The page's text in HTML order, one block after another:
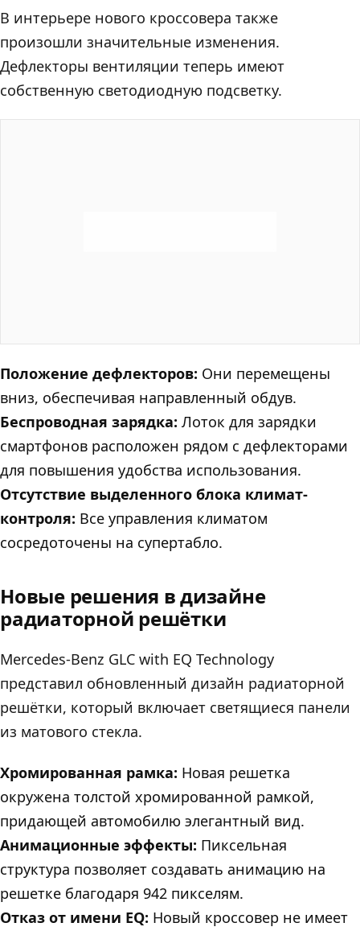
В интерьере нового кроссовера также
произошли значительные изменения.
Дефлекторы вентиляции теперь имеют
собственную светодиодную подсветку.
Положение дефлекторов: Они перемещены
вниз, обеспечивая направленный обдув.
Беспроводная зарядка: Лоток для зарядки
смартфонов расположен рядом с дефлекторами
для повышения удобства использования.
Отсутствие выделенного блока климат-
контроля: Все управления климатом
сосредоточены на супертабло.
Новые решения в дизайне
радиаторной решётки
Mercedes-Benz GLC with EQ Technology
представил обновленный дизайн радиаторной
решётки, который включает светящиеся панели
из матового стекла.
Хромированная рамка: Новая решетка
окружена толстой хромированной рамкой,
придающей автомобилю элегантный вид.
Анимационные эффекты: Пиксельная
структура позволяет создавать анимацию на
решетке благодаря 942 пикселям.
Отказ от имени EQ: Новый кроссовер не имеет